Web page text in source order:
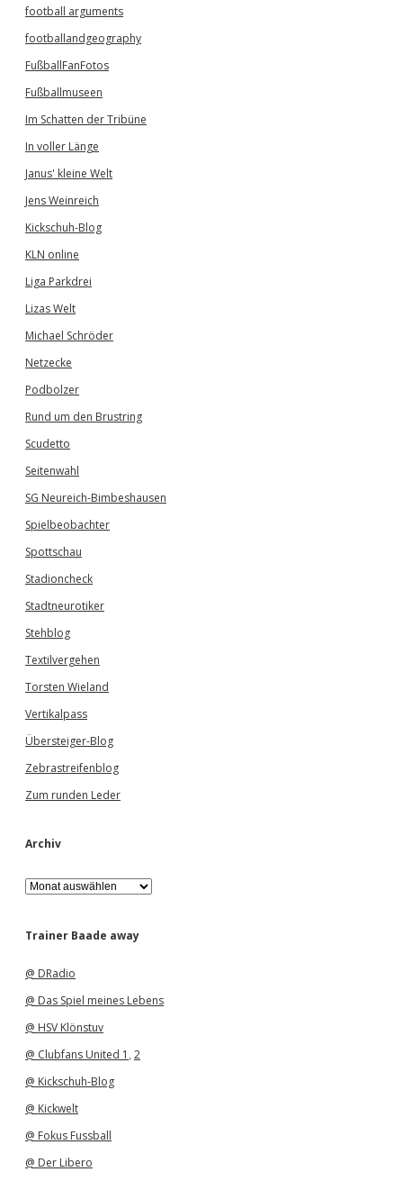
football arguments
footballandgeography
FußballFanFotos
Fußballmuseen
Im Schatten der Tribüne
In voller Länge
Janus' kleine Welt
Jens Weinreich
Kickschuh-Blog
KLN online
Liga Parkdrei
Lizas Welt
Michael Schröder
Netzecke
Podbolzer
Rund um den Brustring
Scudetto
Seitenwahl
SG Neureich-Bimbeshausen
Spielbeobachter
Spottschau
Stadioncheck
Stadtneurotiker
Stehblog
Textilvergehen
Torsten Wieland
Vertikalpass
Übersteiger-Blog
Zebrastreifenblog
Zum runden Leder
Archiv
A
r
h
Trainer Baade away
@ DRadio
@ Das Spiel meines Lebens
@ HSV Klönstuv
@ Clubfans United 1 , 2
@ Kickschuh-Blog
@ Kickwelt
@ Fokus Fussball
@ Der Libero